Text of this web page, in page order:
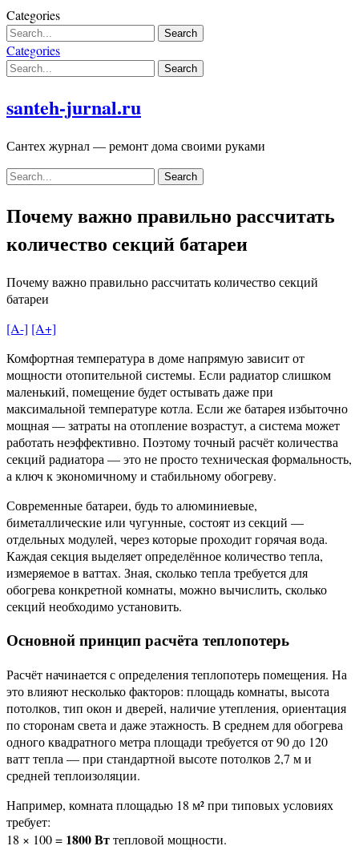
Skip
to
content
Categories
Categories
santeh-jurnal.ru
Сантех журнал — ремонт дома своими руками
Почему важно правильно рассчитать
количество секций батареи
Почему важно правильно рассчитать количество секций
батареи
[A-] [A+]
Комфортная температура в доме напрямую зависит от
мощности отопительной системы. Если радиатор слишком
маленький, помещение будет остывать даже при
максимальной температуре котла. Если же батарея избыточно
мощная — затраты на отопление возрастут, а система может
работать неэффективно. Поэтому точный расчёт количества
секций радиатора — это не просто техническая формальность,
а ключ к экономичному и стабильному обогреву.
Современные батареи, будь то алюминиевые,
биметаллические или чугунные, состоят из секций —
отдельных модулей, через которые проходит горячая вода.
Каждая секция выделяет определённое количество тепла,
измеряемое в ваттах. Зная, сколько тепла требуется для
обогрева конкретной комнаты, можно вычислить, сколько
секций необходимо установить.
Основной принцип расчёта теплопотерь
Расчёт начинается с определения теплопотерь помещения. На
это влияют несколько факторов: площадь комнаты, высота
потолков, тип окон и дверей, наличие утепления, ориентация
по сторонам света и даже этажность. В среднем для обогрева
одного квадратного метра площади требуется от 90 до 120
ватт тепла — при стандартной высоте потолков 2,7 м и
средней теплоизоляции.
Например, комната площадью 18 м² при типовых условиях
требует:
18 × 100 = 1800 Вттепловой мощности.